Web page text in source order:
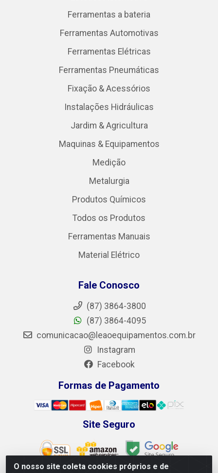
O nosso site coleta cookies próprios e de
Ferramentas a bateria
Ferramentas Automotivas
Ferramentas Elétricas
Ferramentas Pneumáticas
Fixação & Acessórios
Instalações Hidráulicas
Jardim & Agricultura
Maquinas & Equipamentos
Medição
Metalurgia
Produtos Químicos
Todos os Produtos
Ferramentas Manuais
Material Elétrico
Fale Conosco
(87) 3864-3800
(87) 3864-4095
comunicacao@leaoequipamentos.com.br
Instagram
Facebook
Formas de Pagamento
Site Seguro